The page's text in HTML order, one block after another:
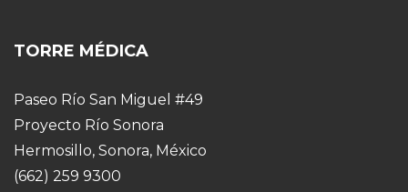
TORRE MÉDICA
Paseo Río San Miguel #49
Proyecto Río Sonora
Hermosillo, Sonora, México
(662) 259 9300